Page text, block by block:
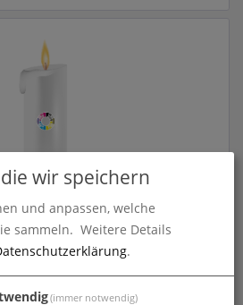
cm | rundum bedruckt
wir speichern
und anpassen, welche
sammeln. Weitere Details
.
(immer notwendig)